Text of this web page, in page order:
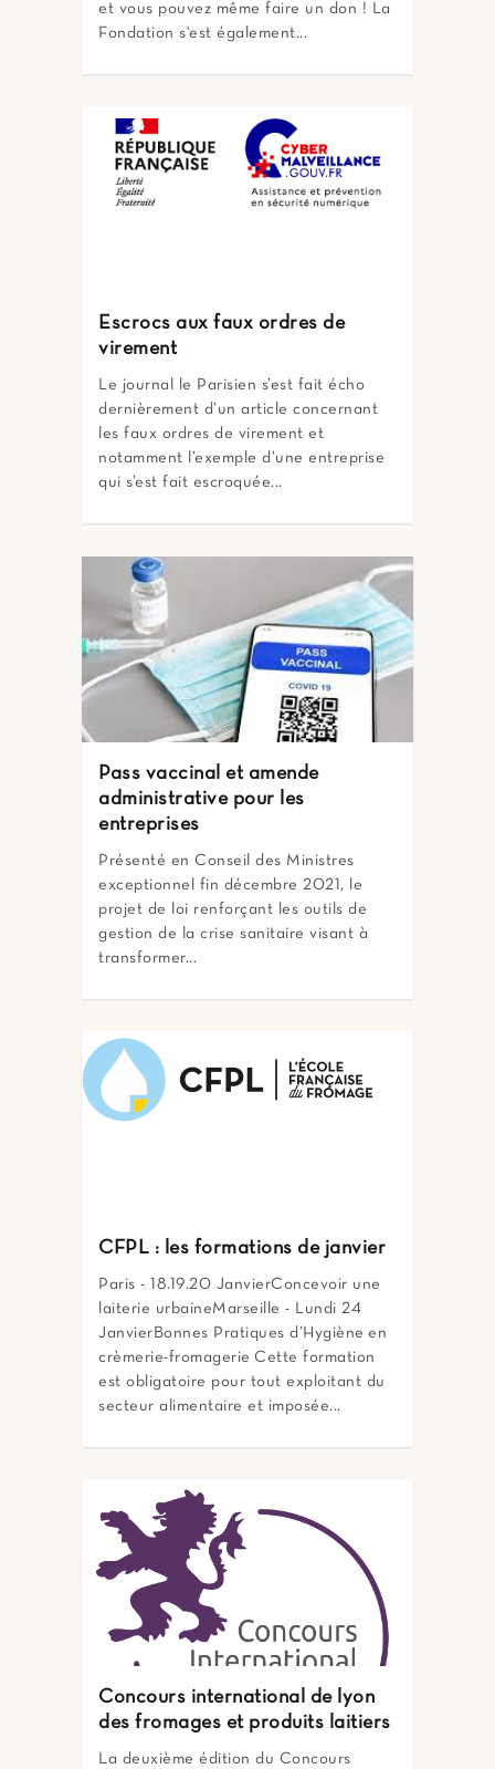
et vous pouvez même faire un don ! La
Fondation s'est également...
Escrocs aux faux ordres de
virement
Le journal le Parisien s’est fait écho
dernièrement d’un article concernant
les faux ordres de virement et
notamment l’exemple d’une entreprise
qui s’est fait escroquée...
Pass vaccinal et amende
administrative pour les
entreprises
Présenté en Conseil des Ministres
exceptionnel fin décembre 2021, le
projet de loi renforçant les outils de
gestion de la crise sanitaire visant à
transformer...
CFPL : les formations de janvier
Paris - 18.19.20 JanvierConcevoir une
laiterie urbaineMarseille - Lundi 24
JanvierBonnes Pratiques d’Hygiène en
crèmerie-fromagerie Cette formation
est obligatoire pour tout exploitant du
secteur alimentaire et imposée...
Concours international de lyon
des fromages et produits laitiers
La deuxième édition du Concours